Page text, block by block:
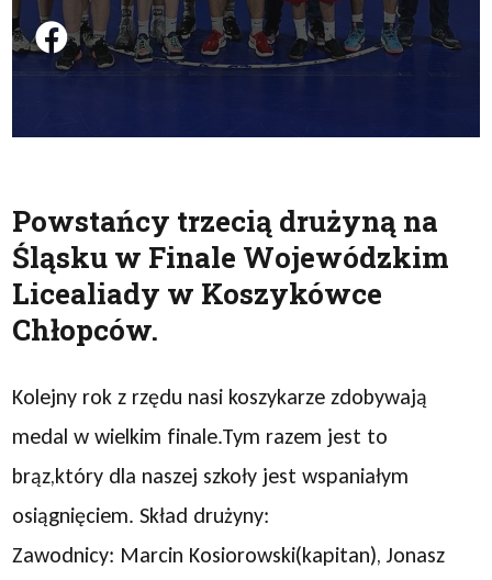
Podziel się na FB
Powstańcy trzecią drużyną na
Śląsku w Finale Wojewódzkim
Licealiady w Koszykówce
Chłopców.
Kolejny rok z rzędu nasi koszykarze zdobywają
medal w wielkim finale.Tym razem jest to
brąz,który dla naszej szkoły jest wspaniałym
osiągnięciem. Skład drużyny:
Zawodnicy: Marcin Kosiorowski(kapitan), Jonasz